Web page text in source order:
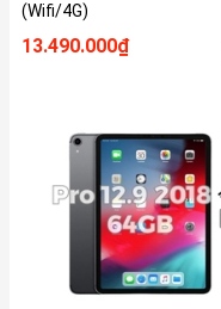
(Wifi/4G)
13.490.000₫